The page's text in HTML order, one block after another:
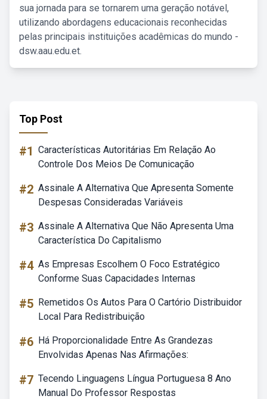
sua jornada para se tornarem uma geração notável,
utilizando abordagens educacionais reconhecidas
pelas principais instituições acadêmicas do mundo -
dsw.aau.edu.et.
Top Post
#1 Características Autoritárias Em Relação Ao
Controle Dos Meios De Comunicação
#2 Assinale A Alternativa Que Apresenta Somente
Despesas Consideradas Variáveis
#3 Assinale A Alternativa Que Não Apresenta Uma
Característica Do Capitalismo
#4 As Empresas Escolhem O Foco Estratégico
Conforme Suas Capacidades Internas
#5 Remetidos Os Autos Para O Cartório Distribuidor
Local Para Redistribuição
#6 Há Proporcionalidade Entre As Grandezas
Envolvidas Apenas Nas Afirmações:
#7 Tecendo Linguagens Língua Portuguesa 8 Ano
Manual Do Professor Respostas